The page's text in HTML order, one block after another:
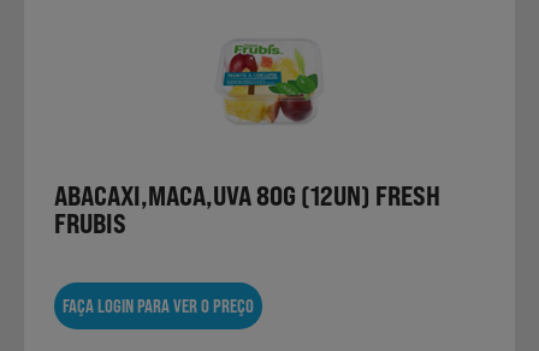
ABACAXI,MACA,UVA 80G (12UN) FRESH
FRUBIS
FAÇA LOGIN PARA VER O PREÇO